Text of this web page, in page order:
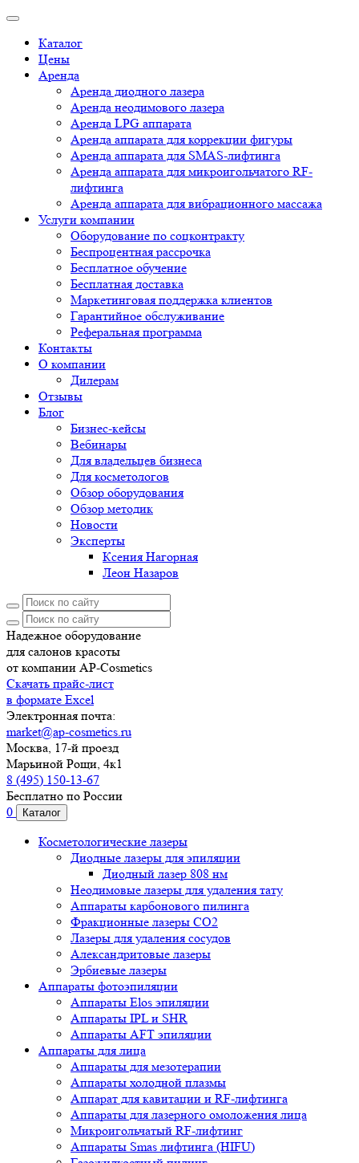
Каталог
Цены
Аренда
Аренда диодного лазера
Аренда неодимового лазера
Аренда LPG аппарата
Аренда аппарата для коррекции фигуры
Аренда аппарата для SMAS-лифтинга
Аренда аппарата для микроигольчатого RF-
лифтинга
Аренда аппарата для вибрационного массажа
Услуги компании
Оборудование по соцконтракту
Беспроцентная рассрочка
Бесплатное обучение
Бесплатная доставка
Маркетинговая поддержка клиентов
Гарантийное обслуживание
Реферальная программа
Контакты
О компании
Дилерам
Отзывы
Блог
Бизнес-кейсы
Вебинары
Для владельцев бизнеса
Для косметологов
Обзор оборудования
Обзор методик
Новости
Эксперты
Ксения Нагорная
Леон Назаров
Надежное оборудование
для салонов красоты
от компании AP-Cosmetics
Скачать прайс-лист
в формате Excel
Электронная почта:
market@ap-cosmetics.ru
Москва, 17-й проезд
Марьиной Рощи, 4к1
8 (495) 150-13-67
Бесплатно по России
0
Каталог
Косметологические лазеры
Диодные лазеры для эпиляции
Диодный лазер 808 нм
Неодимовые лазеры для удаления тату
Аппараты карбонового пилинга
Фракционные лазеры CO2
Лазеры для удаления сосудов
Александритовые лазеры
Эрбиевые лазеры
Аппараты фотоэпиляции
Аппараты Elos эпиляции
Аппараты IPL и SHR
Аппараты AFT эпиляции
Аппараты для лица
Аппараты для мезотерапии
Аппараты холодной плазмы
Аппарат для кавитации и RF-лифтинга
Аппараты для лазерного омоложения лица
Микроигольчатый RF-лифтинг
Аппараты Smas лифтинга (HIFU)